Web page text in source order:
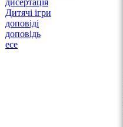
дисертація
Дитячі ігри
доповіді
доповідь
есе